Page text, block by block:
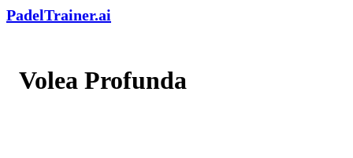
PadelTrainer.ai
Volea Profunda